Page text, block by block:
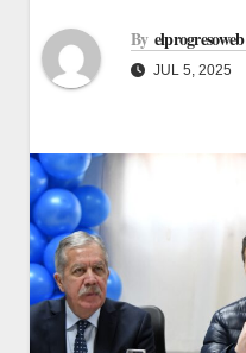
By elprogresoweb
JUL 5, 2025